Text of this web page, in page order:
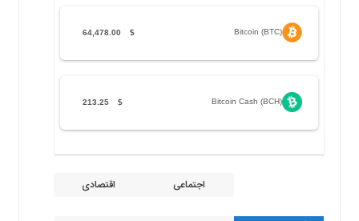
Bitcoin (BTC)
$
64,478.00
Bitcoin Cash (BCH)
$
213.25
اجتماعی اقتصادی